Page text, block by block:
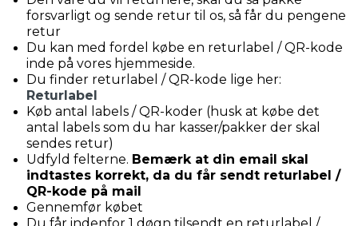
forsvarligt og sende retur til os, så får du pengene
retur
Du kan med fordel købe en returlabel / QR-kode
inde på vores hjemmeside.
Du finder returlabel / QR-kode lige her:
Returlabel
Køb antal labels / QR-koder (husk at købe det
antal labels som du har kasser/pakker der skal
sendes retur)
Udfyld felterne. Bemærk at din email skal
indtastes korrekt, da du får sendt returlabel /
QR-kode på mail
Gennemfør købet